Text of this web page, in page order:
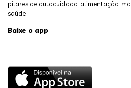
pilares de autocuidado: alimentação,
saúde.
Baixe o app